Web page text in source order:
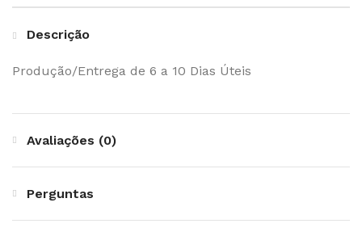
Descrição
Produção/Entrega de 6 a 10 Dias Úteis
Avaliações (0)
Perguntas